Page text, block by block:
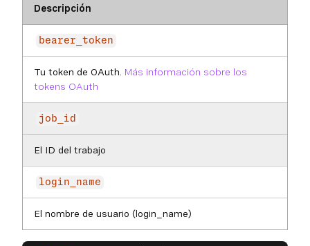
Descripción
bearer_token
Tu token de OAuth. Más información sobre los
tokens OAuth
job_id
El ID del trabajo
login_name
El nombre de usuario (login_name)